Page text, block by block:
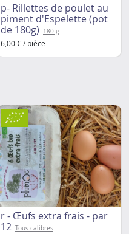
p- Rillettes de poulet au
piment d'Espelette (pot
de 180g)
180 g
6,00 € / pièce
r - Œufs extra frais - par
12 Tous calibres